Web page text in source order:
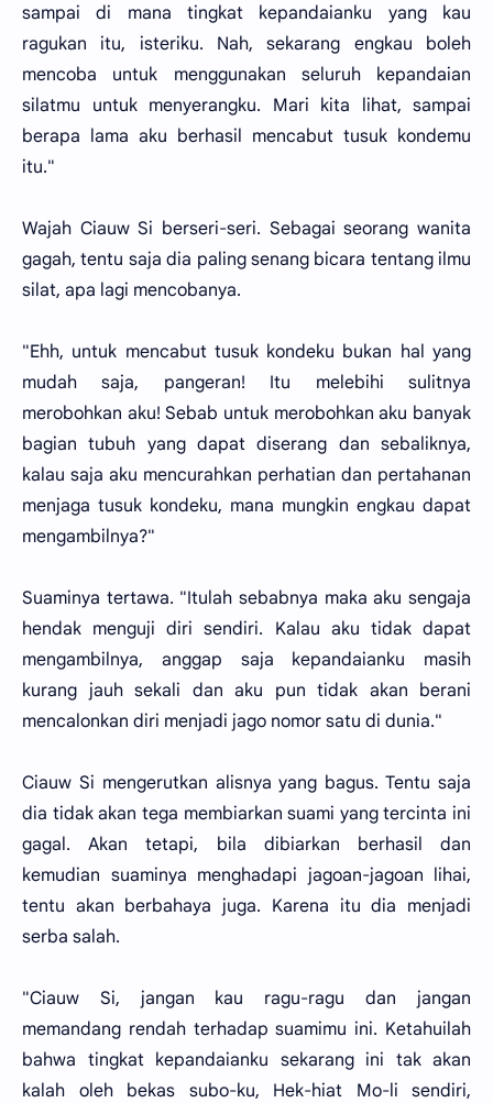
sampai di mana tingkat kepandaianku yang kau
ragukan itu, isteriku. Nah, sekarang engkau boleh
mencoba untuk menggunakan seluruh kepandaian
silatmu untuk menyerangku. Mari kita lihat, sampai
berapa lama aku berhasil mencabut tusuk kondemu
itu."
Wajah Ciauw Si berseri-seri. Sebagai seorang wanita
gagah, tentu saja dia paling senang bicara tentang ilmu
silat, apa lagi mencobanya.
"Ehh, untuk mencabut tusuk kondeku bukan hal yang
mudah saja, pangeran! Itu melebihi sulitnya
merobohkan aku! Sebab untuk merobohkan aku banyak
bagian tubuh yang dapat diserang dan sebaliknya,
kalau saja aku mencurahkan perhatian dan pertahanan
menjaga tusuk kondeku, mana mungkin engkau dapat
mengambilnya?"
Suaminya tertawa. "Itulah sebabnya maka aku sengaja
hendak menguji diri sendiri. Kalau aku tidak dapat
mengambilnya, anggap saja kepandaianku masih
kurang jauh sekali dan aku pun tidak akan berani
mencalonkan diri menjadi jago nomor satu di dunia."
Ciauw Si mengerutkan alisnya yang bagus. Tentu saja
dia tidak akan tega membiarkan suami yang tercinta ini
gagal. Akan tetapi, bila dibiarkan berhasil dan
kemudian suaminya menghadapi jagoan-jagoan lihai,
tentu akan berbahaya juga. Karena itu dia menjadi
serba salah.
"Ciauw Si, jangan kau ragu-ragu dan jangan
memandang rendah terhadap suamimu ini. Ketahuilah
bahwa tingkat kepandaianku sekarang ini tak akan
kalah oleh bekas subo-ku, Hek-hiat Mo-li sendiri,